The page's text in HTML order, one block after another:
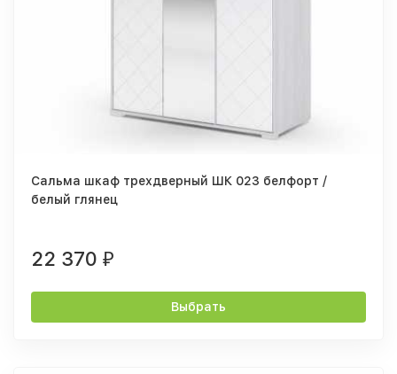
Сальма шкаф трехдверный ШК 023 белфорт /
белый глянец
22 370 ₽
Выбрать